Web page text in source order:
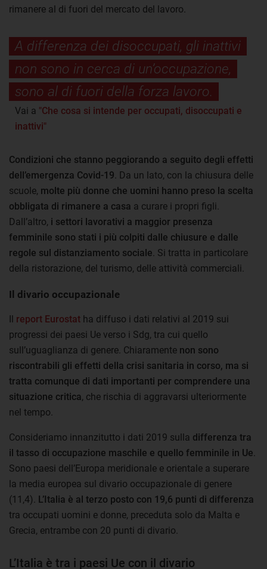
rimanere al di fuori del mercato del lavoro.
A differenza dei disoccupati, gli inattivi
non sono in cerca di un’occupazione,
sono al di fuori della forza lavoro.
Vai a "Che cosa si intende per occupati, disoccupati e
inattivi"
Condizioni che stanno peggiorando a seguito degli effetti
dell’emergenza Covid-19 . Da un lato, con la chiusura delle
scuole, molte più donne che uomini hanno preso la scelta
obbligata di rimanere a casa a curare i propri figli.
Dall’altro, i settori lavorativi a maggior presenza
femminile sono stati i più colpiti dalle chiusure e dalle
regole sul distanziamento sociale . Si tratta in particolare
della ristorazione, del turismo, delle attività commerciali.
Il divario occupazionale
Il report Eurostat ha diffuso i dati relativi al 2019 sui
progressi dei paesi Ue verso i Sdg, tra cui quello
sull’uguaglianza di genere. Chiaramente non sono
riscontrabili gli effetti della crisi sanitaria in corso, ma si
tratta comunque di dati importanti per comprendere una
situazione critica, che rischia di aggravarsi ulteriormente
nel tempo.
Consideriamo innanzitutto i dati 2019 sulla differenza tra
il tasso di occupazione maschile e quello femminile in Ue
Sono paesi dell’Europa meridionale e orientale a superare
la media europea sul divario occupazionale di genere
(11,4). L’Italia è al terzo posto con 19,6 punti di differenza
tra occupati uomini e donne, preceduta solo da Malta e
Grecia, entrambe con 20 punti di divario.
L’Italia è tra i paesi Ue con il divario